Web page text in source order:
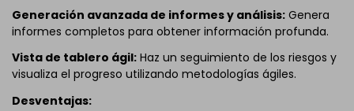
Generación avanzada de informes y análisis: Genera
informes completos para obtener información profunda.
Vista de tablero ágil: Haz un seguimiento de los riesgos y
visualiza el progreso utilizando metodologías ágiles.
Desventajas: